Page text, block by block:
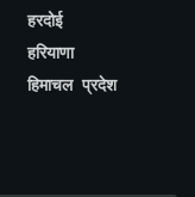
हरदोई
हरियाणा
हिमाचल प्रदेश